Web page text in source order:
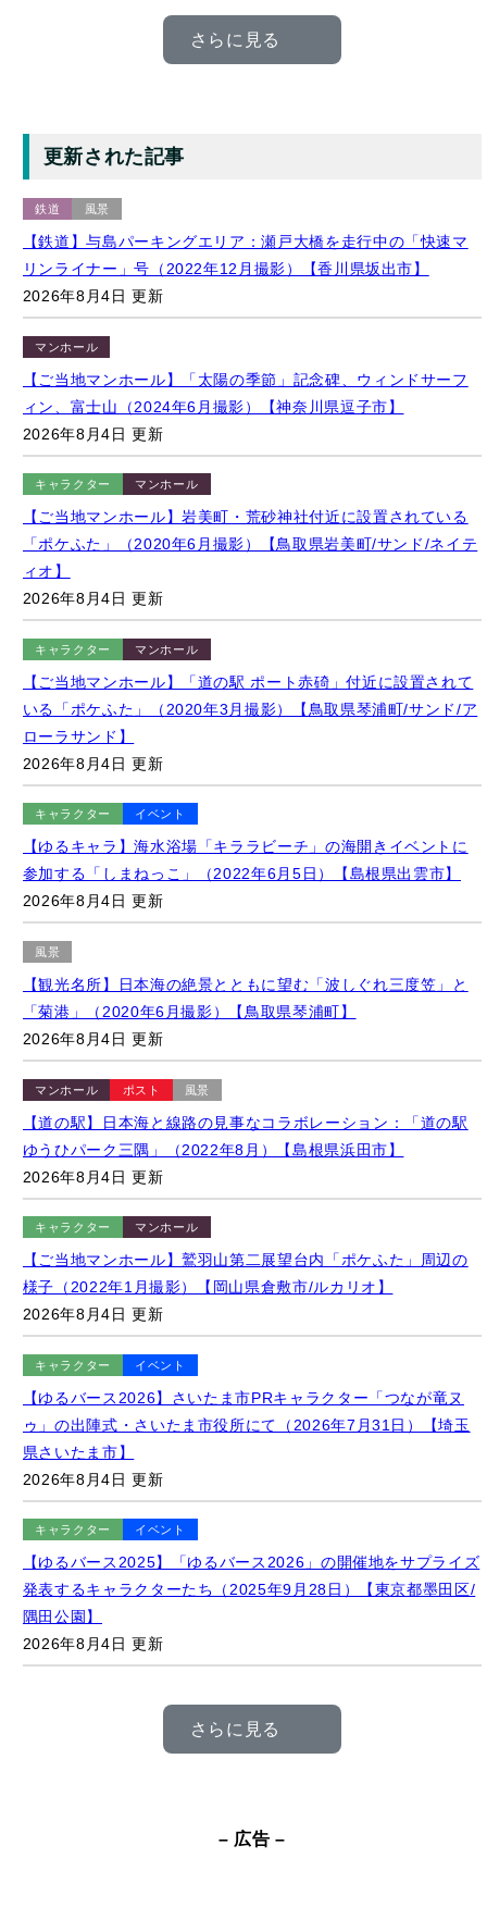
【鉄道】与島パーキングエリア：瀬戸大橋を走行中の「快速マ
リンライナー」号（2022年12月撮影）【香川県坂出市】
2026年8月4日 更新
マンホール
【ご当地マンホール】「太陽の季節」記念碑、ウィンドサーフ
ィン、富士山（2024年6月撮影）【神奈川県逗子市】
2026年8月4日 更新
キャラクター マンホール
【ご当地マンホール】岩美町・荒砂神社付近に設置されている
「ポケふた」（2020年6月撮影）【鳥取県岩美町/サンド/ネイテ
ィオ】
2026年8月4日 更新
キャラクター
【ご当地マンホール】「道の駅 ポート赤碕」付近に設置されて
いる「ポケふた」（2020年3月撮影）【鳥取県琴浦町/サンド/ア
ローラサンド】
2026年8月4日 更新
キャラクター
【ゆるキャラ】海水浴場「キララビーチ」の海開きイベントに
参加する「しまねっこ」（2022年6月5日）【島根県出雲市】
2026年8月4日 更新
風景
【観光名所】日本海の絶景とともに望む「波しぐれ三度笠」と
「菊港」（2020年6月撮影）【鳥取県琴浦町】
2026年8月4日 更新
マンホール ポスト 風景
【道の駅】日本海と線路の見事なコラボレーション：「道の駅
ゆうひパーク三隅」（2022年8月）【島根県浜田市】
2026年8月4日 更新
キャラクター マンホール
【ご当地マンホール】鷲羽山第二展望台内「ポケふた」周辺の
様子（2022年1月撮影）【岡山県倉敷市/ルカリオ】
2026年8月4日 更新
キャラクター イベント
【ゆるバース2026】さいたま市PRキャラクター「つなが竜ヌ
ゥ」の出陣式・さいたま市役所にて（2026年7月31日）【埼玉
県さいたま市】
2026年8月4日 更新
キャラクター
【ゆるバース2025】「ゆるバース2026」の開催地をサプライズ
発表するキャラクターたち（2025年9月28日）【東京都墨田区/
隅田公園】
2026年8月4日 更新